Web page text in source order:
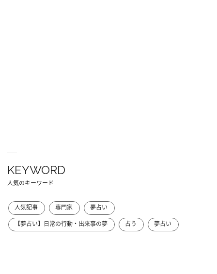
KEYWORD
人気のキーワード
人気記事 専門家
夢占い
【夢占い】日常の行動・出来事の夢
占う 夢占い